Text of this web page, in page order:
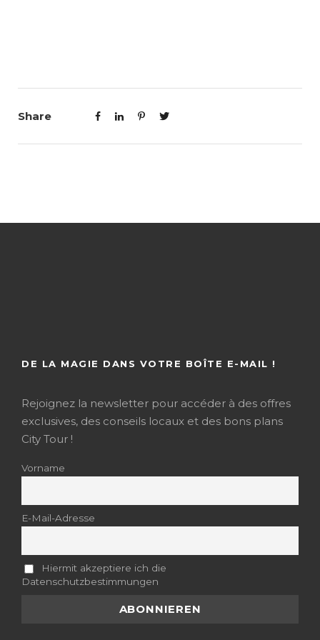
Share
DE LA MAGIE DANS VOTRE BOÎTE E-MAIL !
Rejoignez la newsletter pour accéder à des offres
exclusives, des conseils locaux et des bons plans
City Tour !
Vorname
E-Mail-Adresse
Hiermit akzeptiere ich die
Datenschutzbestimmungen